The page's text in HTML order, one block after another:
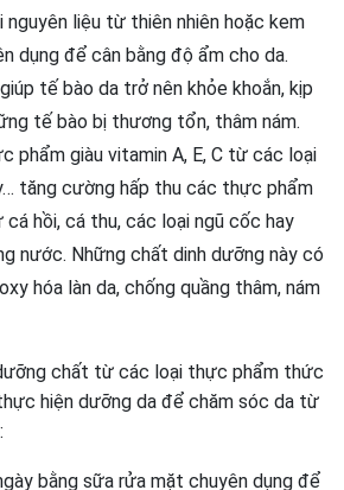
nguyên liệu từ thiên nhiên hoặc kem
dụng để cân bằng độ ẩm cho da.
tế bào da trở nên khỏe khoắn, kịp
tế bào bị thương tổn, thâm nám.
phẩm giàu vitamin A, E, C từ các loại
tăng cường hấp thu các thực phẩm
hồi, cá thu, các loại ngũ cốc hay
nước. Những chất dinh dưỡng này có
hóa làn da, chống quầng thâm, nám
chất từ các loại thực phẩm thức
hiện dưỡng da để chăm sóc da từ
bằng sữa rửa mặt chuyên dụng để